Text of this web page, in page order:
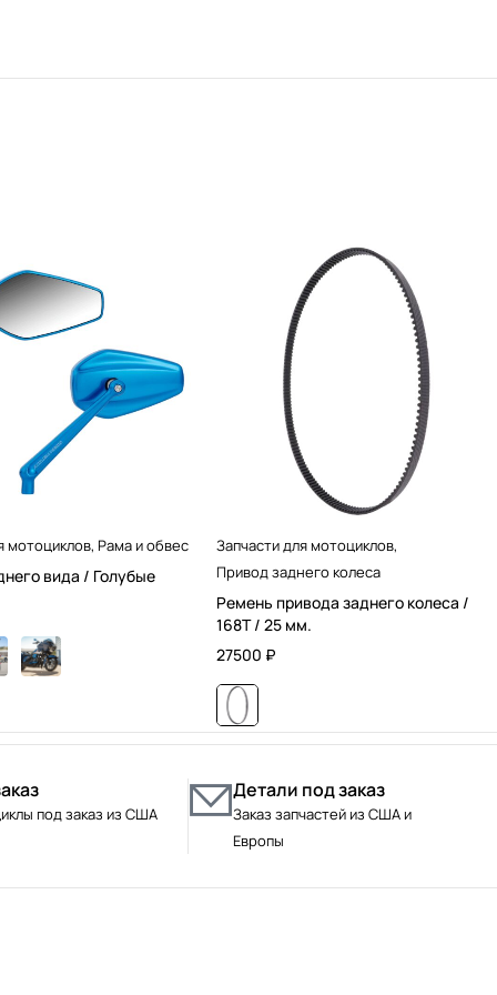
мотоциклов,Рама и обвес
вида / Голубые
Запчасти для мотоциклов,
Привод заднего колеса
Ремень привода заднего колеса /
168T / 25 мм.
27500 ₽
под заказ из США
Детали под заказ
Заказ запчастей из США и
Европы